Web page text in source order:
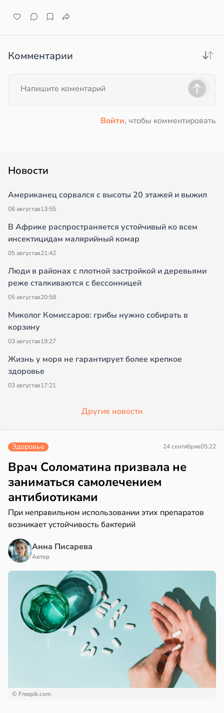
Комментарии
Войти, чтобы комментировать
Новости
Американец сорвался с высоты 20 этажей и выжил
06 августав13:55
В Африке распространяется устойчивый ко всем
инсектицидам малярийный комар
05 августав21:42
Люди в районах с плотной застройкой и деревьями
реже сталкиваются с бессонницей
05 августав20:58
Миколог Комиссаров: грибы нужно собирать в
корзину
03 августав19:27
Жизнь у моря не гарантирует более крепкое
здоровье
03 августав17:21
Другие новости
Здоровье 24 сентябряв05:22
Врач Соломатина призвала не
заниматься самолечением
антибиотиками
При неправильном использовании этих препаратов
возникает устойчивость бактерий
Анна Писарева
Автор
© Freepik.com